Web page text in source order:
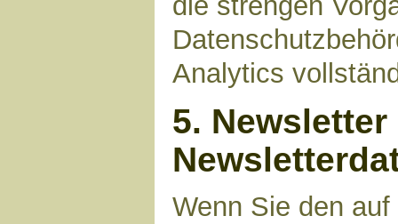
Analytics
5. Newsletter
Wenn Sie den